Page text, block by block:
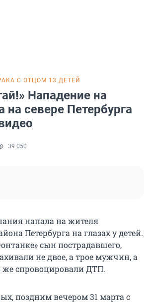
С ОТЦОМ 13 ДЕТЕЙ
Нападение на
на севере Петербурга
39 050
напала на жителя
Петербурга на глазах у детей.
сын пострадавшего,
не двое, а трое мужчин, а
же спровоцировали ДТП.
поздним вечером 31 марта с